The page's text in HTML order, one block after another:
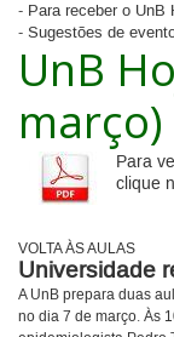
- Para receber o UnB
- Sugestões de
UnB
março)
Para
clique
VOLTA ÀS AULAS
Universidade
A UnB prepara duas
no dia 7 de março. Às